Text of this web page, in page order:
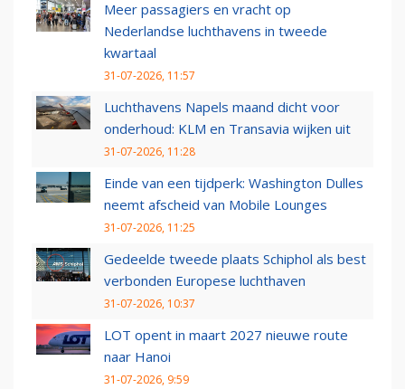
Meer passagiers en vracht op
Nederlandse luchthavens in tweede
kwartaal
31-07-2026, 11:57
Luchthavens Napels maand dicht voor
onderhoud: KLM en Transavia wijken uit
31-07-2026, 11:28
Einde van een tijdperk: Washington Dulles
neemt afscheid van Mobile Lounges
31-07-2026, 11:25
Gedeelde tweede plaats Schiphol als best
verbonden Europese luchthaven
31-07-2026, 10:37
LOT opent in maart 2027 nieuwe route
naar Hanoi
31-07-2026, 9:59